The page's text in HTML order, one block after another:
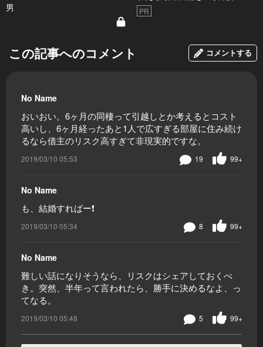
男
PR
この記事へのコメント コメントする
No Name
おいおい。6ヶ月の同棲って引越しとか考えるとコスト
高いし、6ヶ月経ったあと1人で広すぎる部屋に住み続け
るなら借主のリスク高すぎて非現実的ですな。
2019/03/10 05:53 99+
19
No Name
も、結婚すればー❗
2019/03/10 05:34 99+
8
No Name
難しい話になりそうなら、リスクはシェアしておくべ
き。突然、半年って言われたら、勝手に決めるなよ、っ
てなる。
2019/03/10 05:48 99+
5